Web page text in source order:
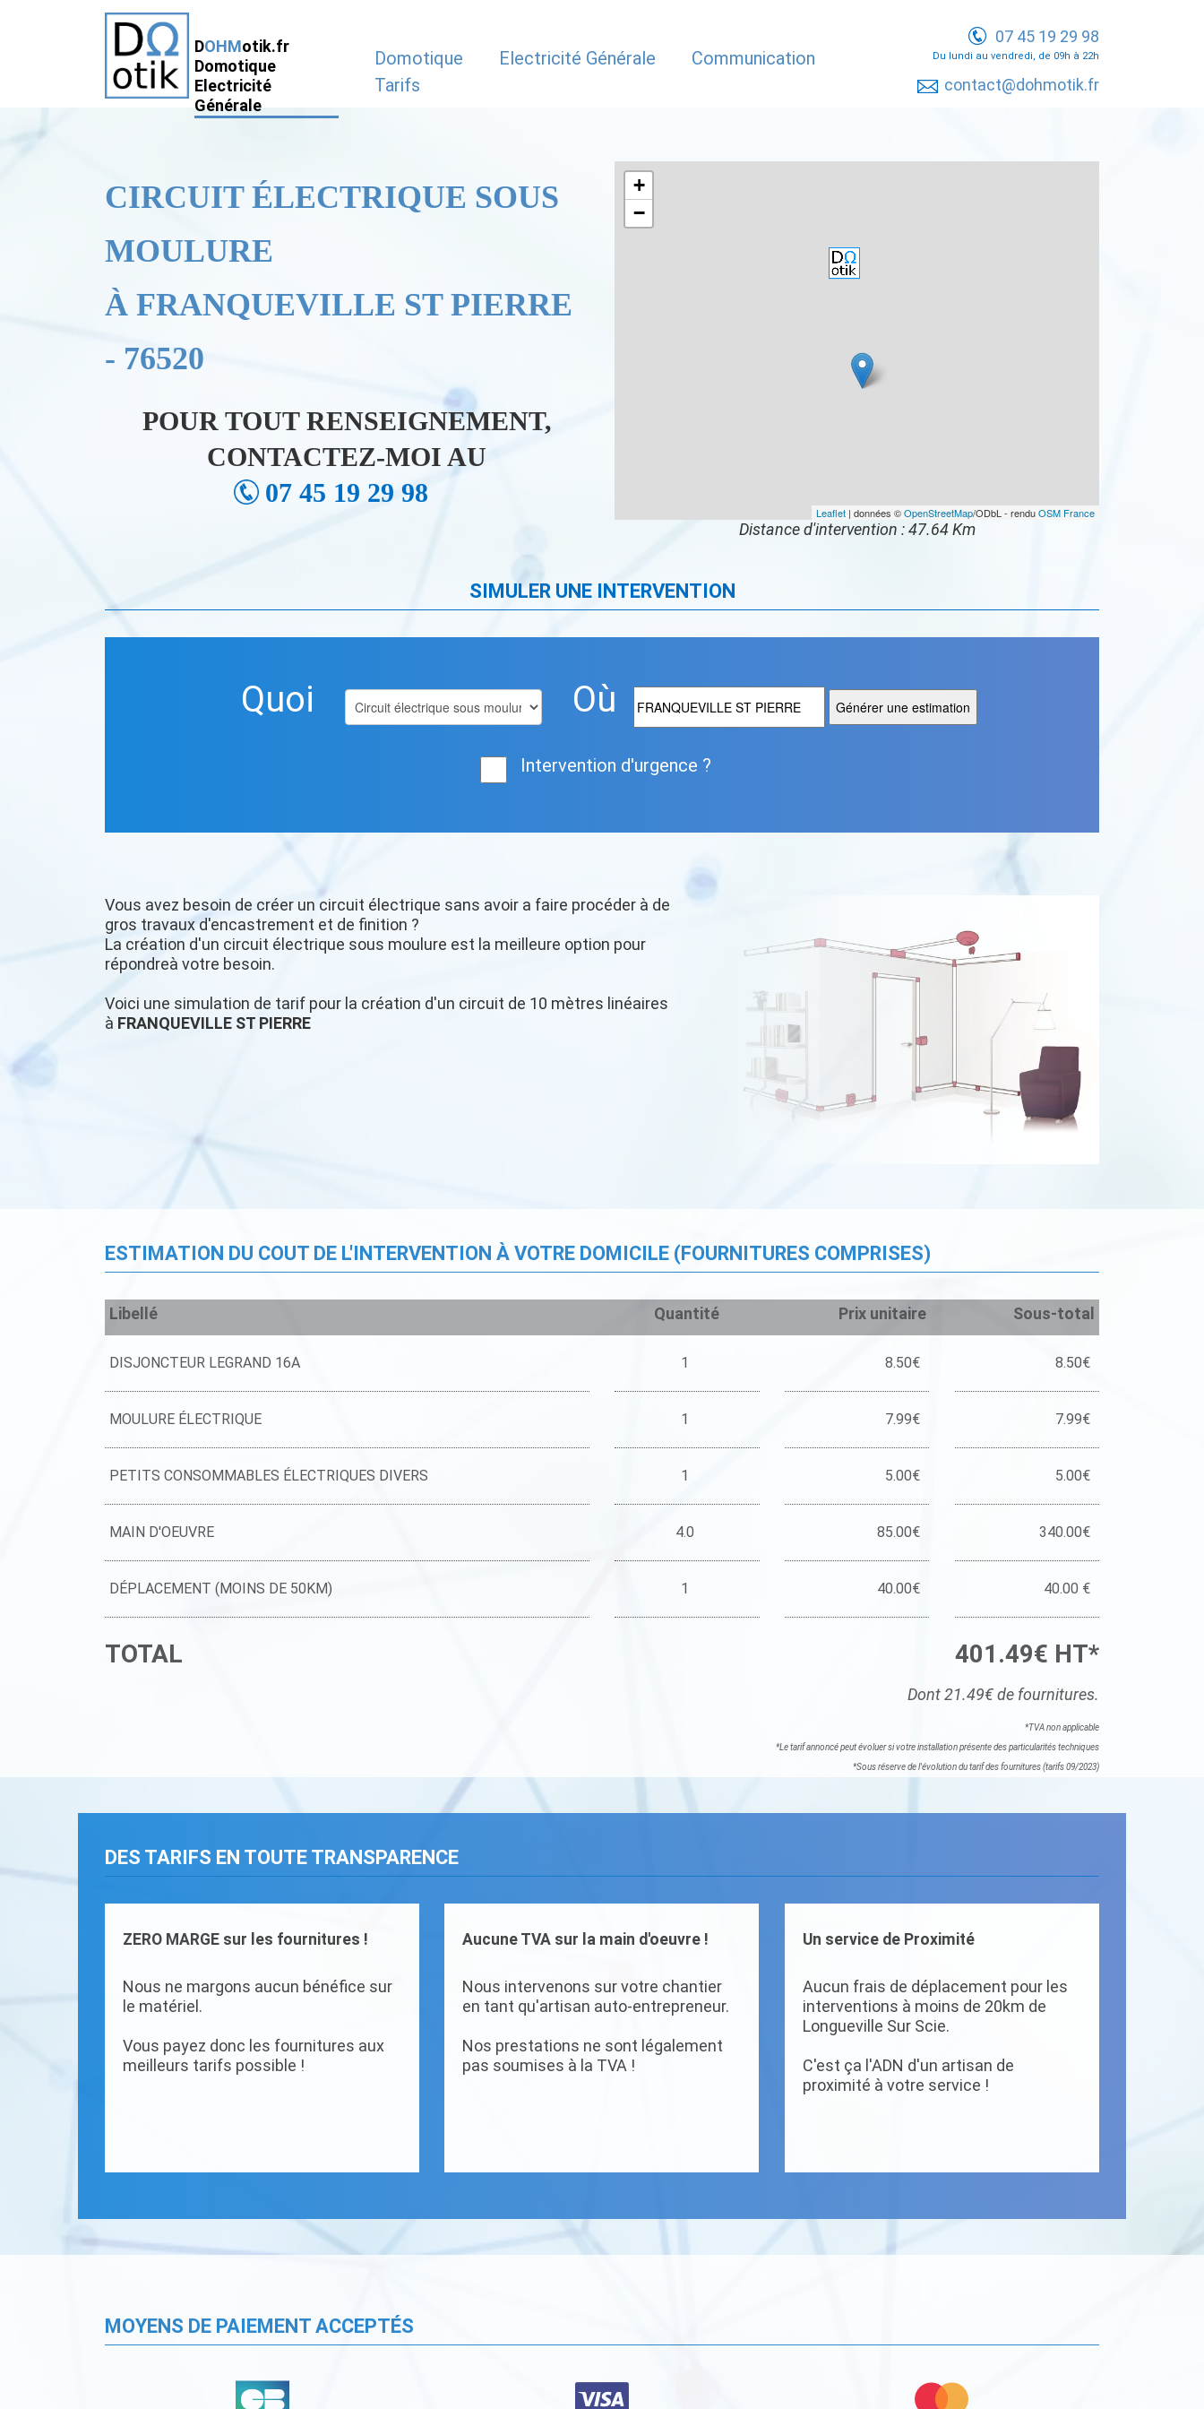
DOHMotik.fr
Domotique
Electricité
Générale
Domotique Electricité Générale
Communication
Tarifs
07 45 19 29 98
Du lundi au vendredi, de 09h à 22h
contact@dohmotik.fr
CIRCUIT ÉLECTRIQUE SOUS
MOULURE
À FRANQUEVILLE ST PIERRE
- 76520
POUR TOUT RENSEIGNEMENT,
CONTACTEZ-MOI AU
07 45 19 29 98
+
−
Leaflet| données ©OpenStreetMap/ODbL - renduOSM France
Distance d'intervention : 47.64 Km
SIMULER UNE INTERVENTION
Quoi Où
Intervention d'urgence ?
Vous avez besoin de créer un circuit électrique sans avoir a faire procéder à de
gros travaux d'encastrement et de finition ?
La création d'un circuit électrique sous moulure est la meilleure option pour
répondreà votre besoin.
Voici une simulation de tarif pour la création d'un circuit de 10 mètres linéaires
à FRANQUEVILLE ST PIERRE
ESTIMATION DU COUT DE L'INTERVENTION À VOTRE DOMICILE (FOURNITURES COMPRISES)
Libellé Quantité Prix unitaire Sous-total
DISJONCTEUR LEGRAND 16A 1 8.50€ 8.50€
MOULURE ÉLECTRIQUE 1 7.99€ 7.99€
PETITS CONSOMMABLES ÉLECTRIQUES DIVERS 1 5.00€ 5.00€
MAIN D'OEUVRE 4.0 85.00€ 340.00€
DÉPLACEMENT (MOINS DE 50KM) 1 40.00€ 40.00 €
TOTAL 401.49€ HT*
Dont 21.49€ de fournitures.
*TVA non applicable
*Le tarif annoncé peut évoluer si votre installation présente des particularités techniques
*Sous réserve de l'évolution du tarif des fournitures (tarifs 09/2023)
DES TARIFS EN TOUTE TRANSPARENCE
ZERO MARGE sur les fournitures !
Nous ne margons aucun bénéfice sur
le matériel.
Vous payez donc les fournitures aux
meilleurs tarifs possible !
Aucune TVA sur la main d'oeuvre !
Nous intervenons sur votre chantier
en tant qu'artisan auto-entrepreneur.
Nos prestations ne sont légalement
pas soumises à la TVA !
Un service de Proximité
Aucun frais de déplacement pour les
interventions à moins de 20km de
Longueville Sur Scie.
C'est ça l'ADN d'un artisan de
proximité à votre service !
MOYENS DE PAIEMENT ACCEPTÉS